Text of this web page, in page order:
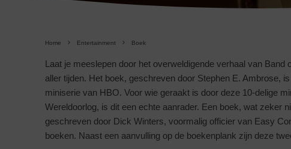
Home Entertainment Boek
Laat je meeslepen door het overweldigende verhaal van
aller tijden. Het boek, geschreven door Stephen E. Ambrose,
miniserie van HBO. Voor wie geraakt is door deze 10-delige
Wereldoorlog, is dit een echte aanrader. Een boek, wat zeker
geschreven door Dick Winters, voormalig officier van Easy
boeken. Naast een aanvulling op de boekenplank zijn deze